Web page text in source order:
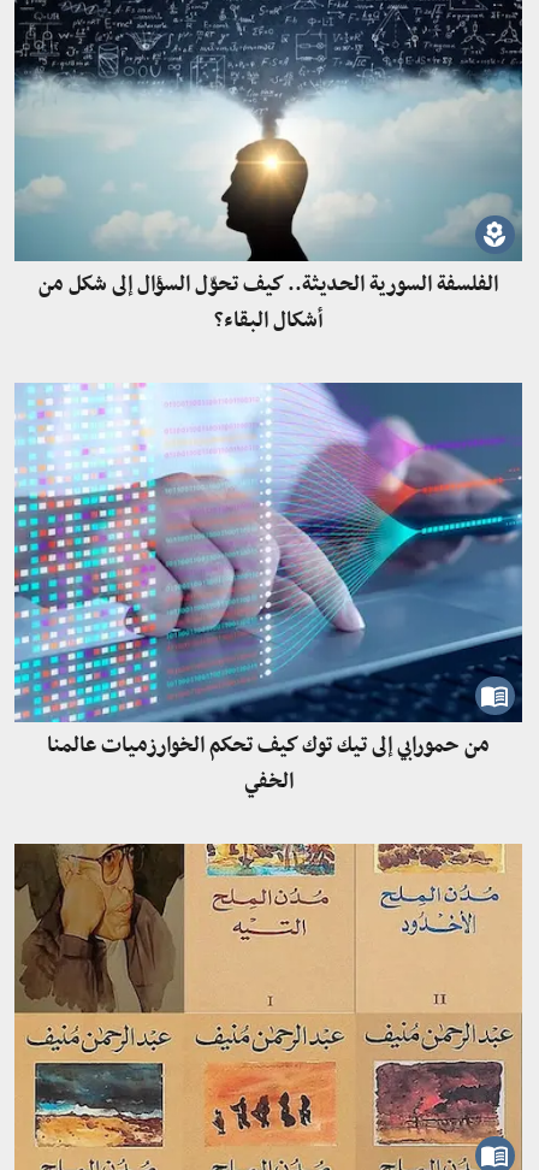
الفلسفة السورية الحديثة.. كيف تحوّل السؤال إلى شكل من
أشكال البقاء؟
من حمورابي إلى تيك توك كيف تحكم الخوارزميات عالمنا
الخفي